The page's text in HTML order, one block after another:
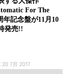
For The
年記念盤が11月10
発売!!
20 7月 2017